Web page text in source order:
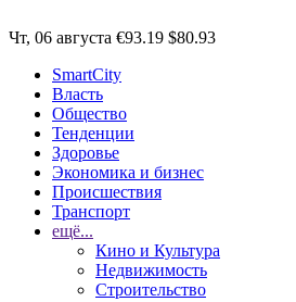
Чт, 06 августа €93.19 $80.93
SmartCity
Власть
Общество
Тенденции
Здоровье
Экономика и бизнес
Происшествия
Транспорт
ещё...
Кино и Культура
Недвижимость
Строительство